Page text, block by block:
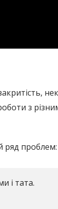
з
ряд проблем:
і тата.